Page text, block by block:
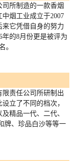
所制造的一款香烟
中烟工业成立于2007
它凭借自身的努力
年的8月份更是被评为
名。
限责任公司所研制出
立了不同的档次，
精品一代、二代、
牌、珍品白沙等等一